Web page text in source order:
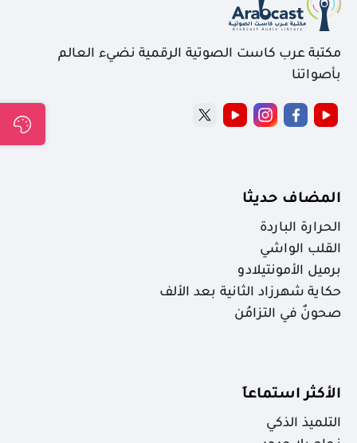
مكتبة عرب كاست الصوتية الرقمية نضيء العالم
بأصواتنا
المضاف حديثا
الحرارة الباردة
القلب الواشي
برميل الأمونتيلادو
حكاية شهرزاد الثانية بعد الألف
صحونٌ في التزامُن
الأكثر استماعاَ
التلميذ الذكي